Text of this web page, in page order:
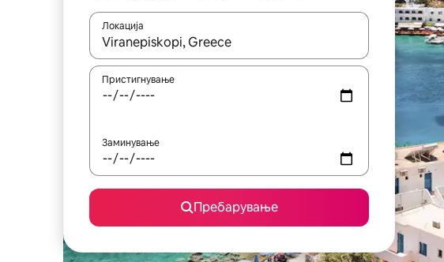
Локација
Кога резултатите се достапни, движете се со копчињата со
Пристигнување
Заминување
Пребарување